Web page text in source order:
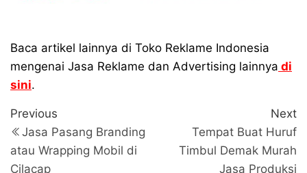
Baca artikel lainnya di Toko Reklame Indonesia
mengenai Jasa Reklame dan Advertising lainnya di
sini.
Navigasi
pos
Previous
Post
Previous
Jasa Pasang Branding
atau Wrapping Mobil di
Cilacap
Next
Tempat Buat Huruf
Timbul Demak Murah
Jasa Produksi